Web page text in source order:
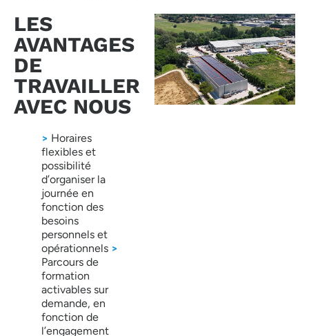
LES
AVANTAGES
DE
TRAVAILLER
AVEC NOUS
> Horaires
flexibles et
possibilité
d’organiser la
journée en
fonction des
besoins
personnels et
opérationnels >
Parcours de
formation
activables sur
demande, en
fonction de
l’engagement